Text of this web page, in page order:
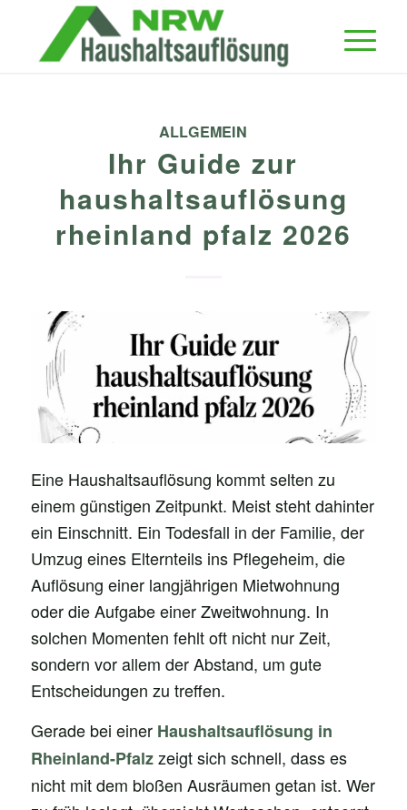
ALLGEMEIN
Ihr Guide zur
haushaltsauflösung
rheinland pfalz 2026
Eine Haushaltsauflösung kommt selten zu
einem günstigen Zeitpunkt. Meist steht dahinter
ein Einschnitt. Ein Todesfall in der Familie, der
Umzug eines Elternteils ins Pflegeheim, die
Auflösung einer langjährigen Mietwohnung
oder die Aufgabe einer Zweitwohnung. In
solchen Momenten fehlt oft nicht nur Zeit,
sondern vor allem der Abstand, um gute
Entscheidungen zu treffen.
Gerade bei einer Haushaltsauflösung in
Rheinland-Pfalzzeigt sich schnell, dass es
nicht mit dem bloßen Ausräumen getan ist. Wer